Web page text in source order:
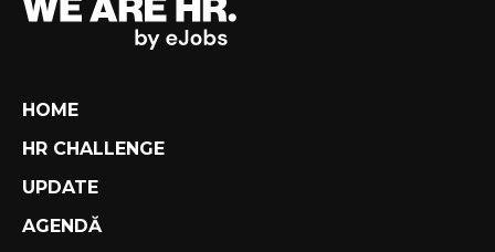
HOME
HR CHALLENGE
UPDATE
AGENDĂ